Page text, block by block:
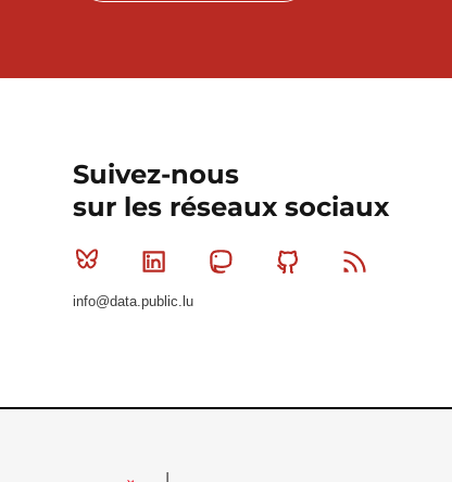
Suivez-nous
sur les réseaux sociaux
Bluesky Linkedin MastodonGithub
info@data.public.lu